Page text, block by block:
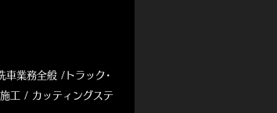
車業務全般 / トラック･
工 / カッティングステ